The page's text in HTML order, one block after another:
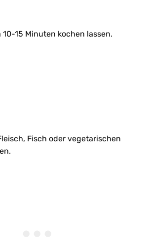
10-15 Minuten kochen lassen.
Fisch oder vegetarischen